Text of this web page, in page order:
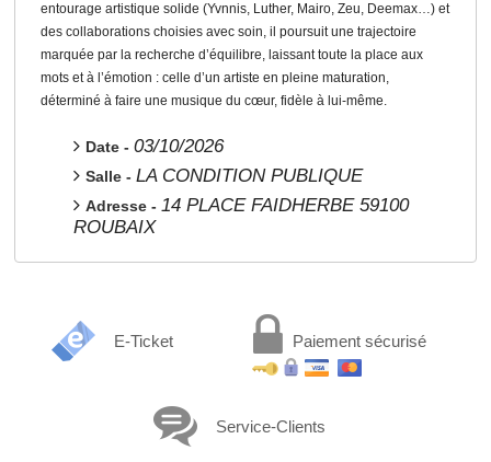
entourage artistique solide (Yvnnis, Luther, Mairo, Zeu, Deemax…) et
des collaborations choisies avec soin, il poursuit une trajectoire
marquée par la recherche d’équilibre, laissant toute la place aux
mots et à l’émotion : celle d’un artiste en pleine maturation,
déterminé à faire une musique du cœur, fidèle à lui-même.
Date - 03/10/2026
Salle - LA CONDITION PUBLIQUE
Adresse - 14 PLACE FAIDHERBE 59100
ROUBAIX
E-Ticket Paiement sécurisé
Service-Clients